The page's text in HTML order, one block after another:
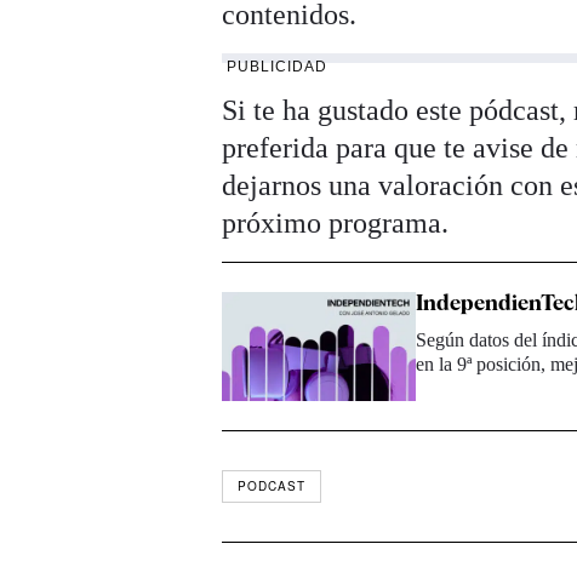
contenidos.
PUBLICIDAD
Si te ha gustado este
preferida para que te avise
dejarnos una valoración con
próximo programa.
Según datos del
en la 9ª posición,
PODCAST